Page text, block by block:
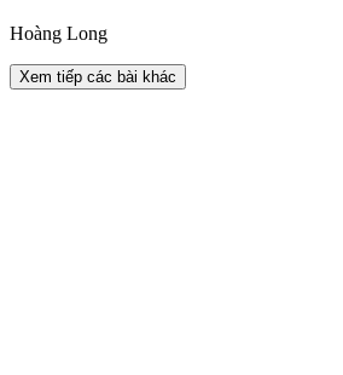
Hoàng Long
Xem tiếp các bài khác